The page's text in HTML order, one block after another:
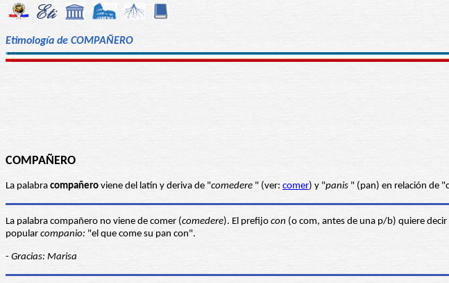
Etimología de COMPAÑERO
COMPAÑERO
La palabra compañero viene del latín y deriva de "comedere " (ver: comer) y "panis " (pan) en relación de
La palabra compañero no viene de comer (comedere). El prefijo con (o com, antes de una p/b) quiere
popular companio: "el que come su pan con".
- Gracias: Marisa